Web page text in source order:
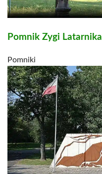
Pomnik Zygi Latarnika
Pomniki